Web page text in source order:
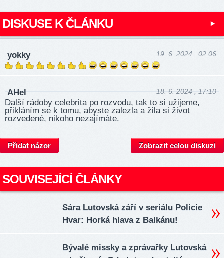
DISKUSE K ČLÁNKU
yokky 19. 6. 2024 , 02:06
AHel 18. 6. 2024 , 17:10
Další rádoby celebrita po rozvodu, tak to si užijeme,
přikláním se k tomu, abyste zalezla a žila si život
rozvedené, nikoho nezajímáte.
Přidat názor Zobrazit celou diskuzi
SOUVISEJÍCÍ ČLÁNKY
Sára Lutovská září v seriálu Policie
Hvar: Horká hlava z Balkánu!
Bývalé missky a zprávařky Lutovská